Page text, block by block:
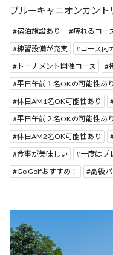
ブルーキャニオンカン
宿泊施設あり 痺れるコー
練習設備が充実
コース内
トーナメント開催コース
平日午前１名OKの可能性あり
休日AM1名OK可能性あり
平日午前２名OKの可能性あり
休日AM2名OK可能性あり
食事が美味しい
一度はプ
Go Golfおすすめ！
高級